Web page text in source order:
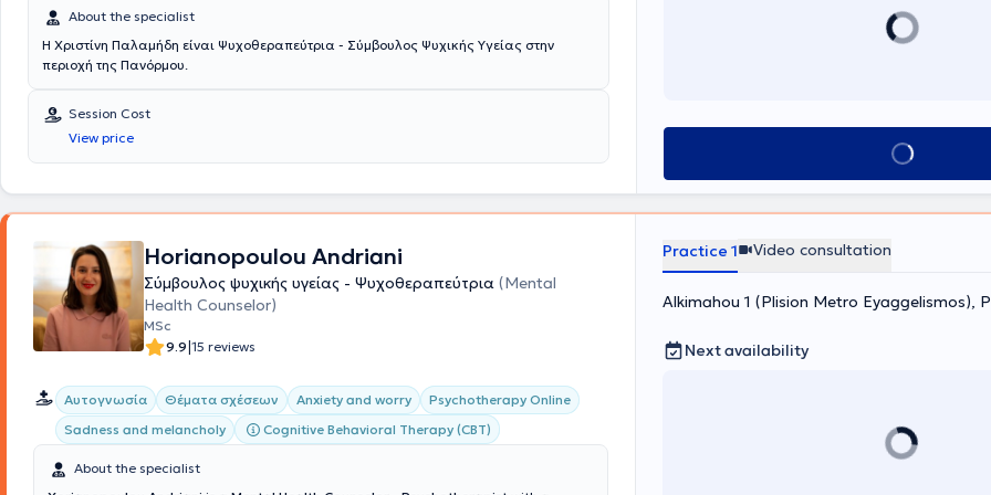
About the specialist
Η Χριστίνη Παλαμήδη είναι Ψυχοθεραπεύτρια - Σύμβουλος Ψυχικής Υγείας στην
περιοχή της Πανόρμου.
Session Cost
View price
Book appointment
Horianopoulou Andriani
Σύμβουλος ψυχικής υγείας - Ψυχοθεραπεύτρια (Mental
Health Counselor)
MSc
9.9|15 reviews
Αυτογνωσία Θέματα σχέσεων Anxiety and worry
Psychotherapy Online
Sadness and melancholy
Cognitive Behavioral Therapy (CBT)
About the specialist
Practice 1 Video consultation
Alkimahou 1 (Plision Metro Eyaggelismos),
Next availability